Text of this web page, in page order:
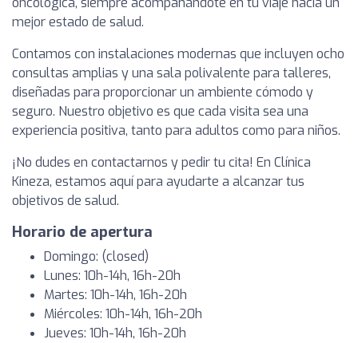
mejor estado de salud.
Contamos con instalaciones modernas que incluyen ocho
consultas amplias y una sala polivalente para talleres,
diseñadas para proporcionar un ambiente cómodo y
seguro. Nuestro objetivo es que cada visita sea una
experiencia positiva, tanto para adultos como para niños.
¡No dudes en contactarnos y pedir tu cita! En Clínica
Kineza, estamos aquí para ayudarte a alcanzar tus
objetivos de salud.
Horario de apertura
Domingo: (closed)
Lunes: 10h-14h, 16h-20h
Martes: 10h-14h, 16h-20h
Miércoles: 10h-14h, 16h-20h
Jueves: 10h-14h, 16h-20h